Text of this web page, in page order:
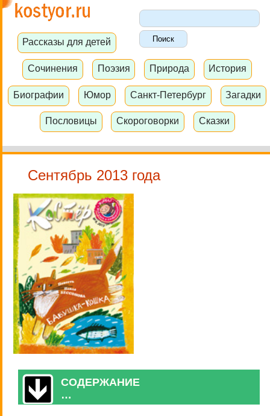
Рассказы для детей
Сочинения Поэзия Природа История
Биографии Юмор Санкт-Петербург Загадки
Пословицы Скороговорки Сказки
Сентябрь 2013 года
СОДЕРЖАНИЕ
…